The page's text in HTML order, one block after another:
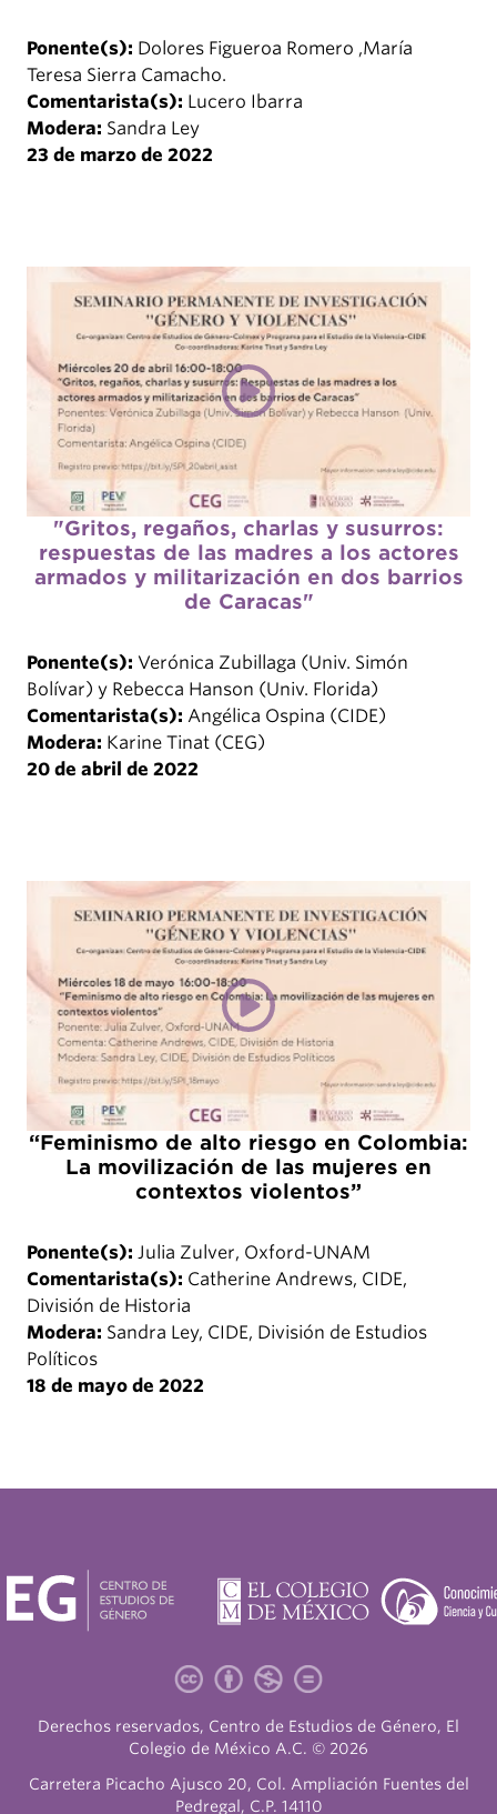
Ponente(s): Dolores Figueroa Romero ,María
Teresa Sierra Camacho.
Comentarista(s): Lucero Ibarra
Modera: Sandra Ley
23 de marzo de 2022
"Gritos, regaños, charlas y susurros:
respuestas de las madres a los actores
armados y militarización en dos barrios
de Caracas"
Ponente(s): Verónica Zubillaga (Univ. Simón
Bolívar) y Rebecca Hanson (Univ. Florida)
Comentarista(s): Angélica Ospina (CIDE)
Modera: Karine Tinat (CEG)
20 de abril de 2022
“Feminismo de alto riesgo en Colombia:
La movilización de las mujeres en
contextos violentos”
Ponente(s): Julia Zulver, Oxford-UNAM
Comentarista(s): Catherine Andrews, CIDE,
División de Historia
Modera: Sandra Ley, CIDE, División de Estudios
Políticos
18 de mayo de 2022
Derechos reservados, Centro de Estudios de Género, El
Colegio de México A.C. © 2026
Carretera Picacho Ajusco 20, Col. Ampliación Fuentes del
Pedregal, C.P. 14110